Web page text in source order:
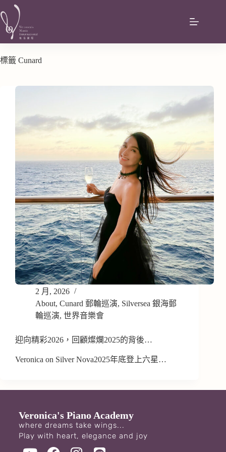
標籤 Cunard
2 月, 2026
About, Cunard 郵輪巡演, Silversea 銀海郵
輪巡演, 世界音樂會
迎向精彩2026，回顧燦爛2025的背後…
Veronica on Silver Nova2025年底登上六星…
Veronica's Piano Academy
where dreams take wings...
Play with heart, elegance and joy